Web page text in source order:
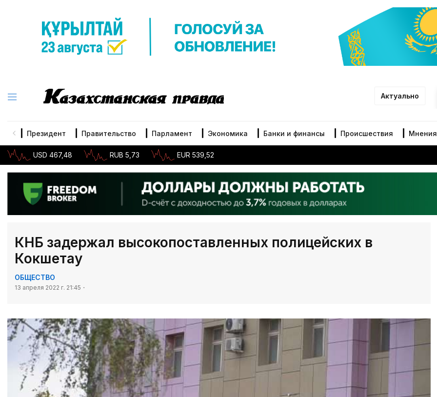
Актуально
Президент Правительство Парламент Экономика Банки и финансы Происшествия Мнения
USD 467,48 RUB 5,73 EUR 539,52
КНБ задержал высокопоставленных полицейских в
Кокшетау
ОБЩЕСТВО
13 апреля 2022 г. 21:45